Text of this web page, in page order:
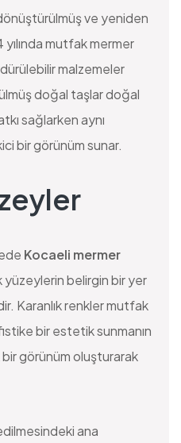
ve yeniden
mutfak mermer
malzemeler
doğal taşlar doğal
sağlarken aynı
bir görünüm sunar.
Kocaeli mermer
yüzeylerin belirgin bir yer
Karanlık renkler mutfak
bir estetik sunmanın
bir görünüm oluşturarak
ana